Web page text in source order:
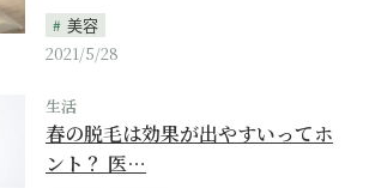
美容
2021/5/28
生活
春の脱毛は効果が出やすいってホ
ント？ 医…